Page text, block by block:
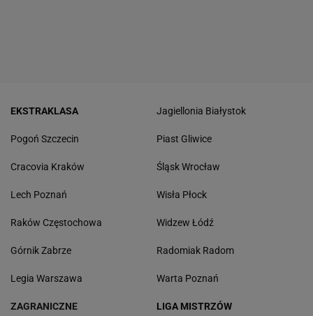
EKSTRAKLASA
Pogoń Szczecin
Cracovia Kraków
Lech Poznań
Raków Częstochowa
Górnik Zabrze
Legia Warszawa
Jagiellonia Białystok
Piast Gliwice
Śląsk Wrocław
Wisła Płock
Widzew Łódź
Radomiak Radom
Warta Poznań
ZAGRANICZNE LIGA MISTRZÓW